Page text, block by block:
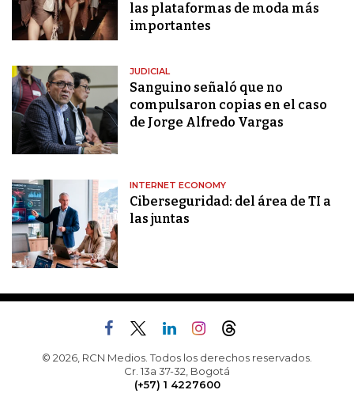
las plataformas de moda más
importantes
JUDICIAL
Sanguino señaló que no
compulsaron copias en el caso
de Jorge Alfredo Vargas
INTERNET ECONOMY
Ciberseguridad: del área de TI a
las juntas
© 2026, RCN Medios. Todos los derechos reservados.
Cr. 13a 37-32, Bogotá
(+57) 1 4227600